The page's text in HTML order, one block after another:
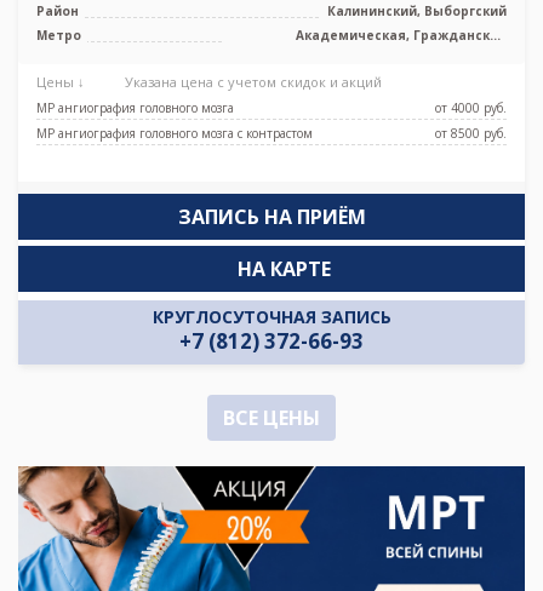
Район
Калининский, Выборгский
Метро
Академическая, Гражданский
Цены ↓ Указана цена с учетом скидок и акций
МР ангиография головного мозга
от 4000 pуб.
МР ангиография головного мозга с контрастом
от 8500 pуб.
ЗАПИСЬ НА ПРИЁМ
КРУГЛОСУТОЧНАЯ ЗАПИСЬ
+7 (812) 372-66-93
НА КАРТЕ
ВСЕ ЦЕНЫ